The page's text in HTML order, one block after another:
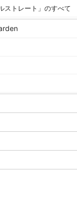
ストレート」のすべて